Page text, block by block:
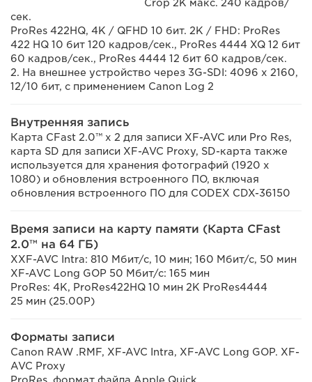
Crop 2K макс. 240 кадров/
сек.
ProRes 422HQ, 4K / QFHD 10 бит. 2K / FHD: ProRes
422 HQ 10 бит 120 кадров/сек., ProRes 4444 XQ 12 бит
60 кадров/сек., ProRes 4444 12 бит 60 кадров/сек.
2. На внешнее устройство через 3G-SDI: 4096 x 2160,
12/10 бит, с применением Canon Log 2
Внутренняя запись
Карта CFast 2.0™ x 2 для записи XF-AVC или Pro Res,
карта SD для записи XF-AVC Proxy, SD-карта также
используется для хранения фотографий (1920 x
1080) и обновления встроенного ПО, включая
обновления встроенного ПО для CODEX CDX-36150
Время записи на карту памяти (Карта CFast
2.0™ на 64 ГБ)
XXF-AVC Intra: 810 Мбит/с, 10 мин; 160 Мбит/с, 50 мин
XF-AVC Long GOP 50 Мбит/с: 165 мин
ProRes: 4K, ProRes422HQ 10 мин 2K ProRes4444
25 мин (25.00P)
Форматы записи
Canon RAW .RMF, XF-AVC Intra, XF-AVC Long GOP. XF-
AVC Proxy